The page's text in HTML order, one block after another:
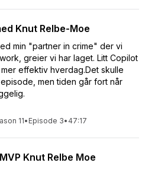
Knut Relbe-Moe
min "partner in crime" der vi
greier vi har laget. Litt Copilot
effektiv hverdag.Det skulle
men tiden går fort når
11• Episode 3• 47:17
Knut Relbe Moe